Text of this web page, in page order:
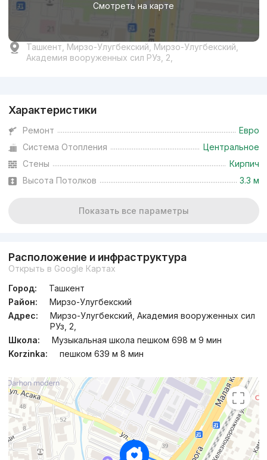
Смотреть на карте
Ташкент, Мирзо-Улугбекский, Мирзо-Улугбекский,
Академия вооруженных сил РУз, 2,
Характеристики
Ремонт
Евро
Система Отопления
Центральное
Стены
Кирпич
Высота Потолков
3.3 м
Показать все параметры
Расположение и инфраструктура
Открыть в Google Картах
Город:
Ташкент
Район:
Мирзо-Улугбекский
Адрес:
Мирзо-Улугбекский, Академия вооруженных сил
РУз, 2,
Школа:
Музыкальная школа пешком 698 м 9 мин
Korzinka:
пешком 639 м 8 мин